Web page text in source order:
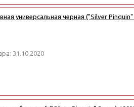
универсальная черная ("Silver
31.10.2020